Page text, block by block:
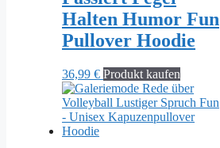
Halten Humor Fun
Pullover Hoodie
36,99 € Produkt kaufen